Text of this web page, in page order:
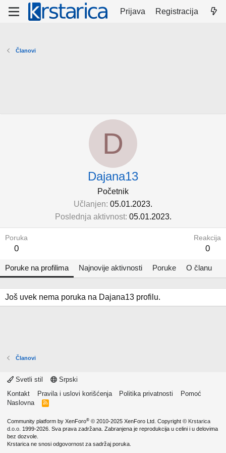
Prijava Registracija
Članovi
D
Dajana13
Početnik
Učlanjen 05.01.2023.
Poslednja aktivnost 05.01.2023.
Poruka
0
Reakcija
0
Poruke na profilima Najnovije aktivnosti Poruke O članu
Još uvek nema poruka na Dajana13 profilu.
Članovi
Svetli stil
Srpski
Kontakt
Pravila i uslovi korišćenja Politika privatnosti
Pomoć
Naslovna
R
Community platform by XenForo® © 2010-2025 XenForo Ltd. Copyright © Krstarica
d.o.o. 1999-2026. Sva prava zadržana. Zabranjena je reprodukcija u celini i u delovima
bez dozvole.
Krstarica ne snosi odgovornost za sadržaj poruka.